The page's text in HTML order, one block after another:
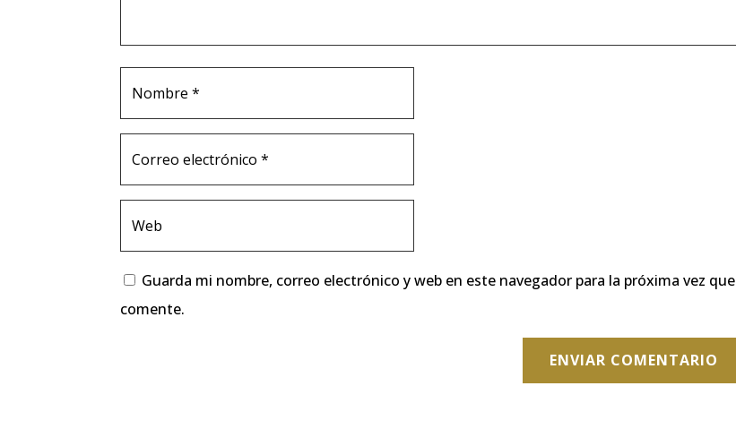
Guarda mi nombre, correo electrónico y web en este navegador para la próxima vez que
comente.
ENVIAR COMENTARIO